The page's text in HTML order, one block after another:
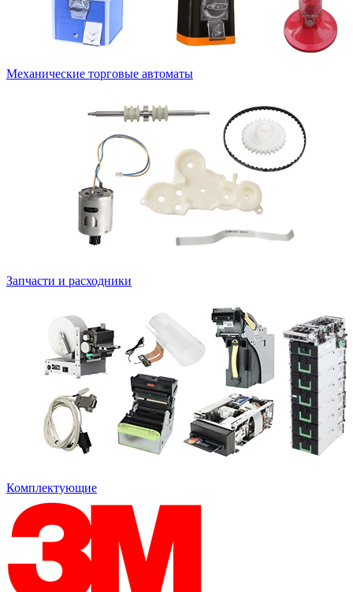
Механические торговые автоматы
Запчасти и расходники
Комплектующие